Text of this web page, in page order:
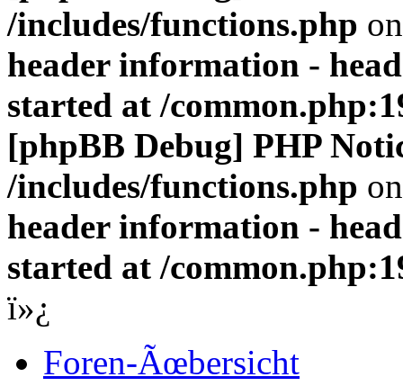
/includes/functions.php
header information -
started at /
[phpBB Debug] PHP
/includes/functions.php
header information -
started at /
ï»¿
Foren-Ãœbersicht